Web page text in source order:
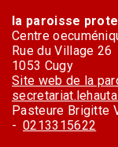
la paroisse
Centre
Rue du Village 26
1053 Cugy
Site web de la
Pasteure Brigitte
- 0213315622